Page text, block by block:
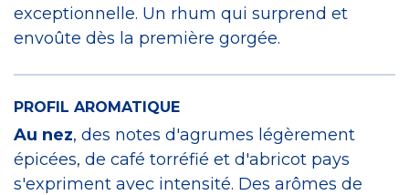
exceptionnelle. Un rhum qui surprend et
envoûte dès la première gorgée.
PROFIL AROMATIQUE
Au nez, des notes d'agrumes légèrement
épicées, de café torréfié et d'abricot pays
s'expriment avec intensité. Des arômes de